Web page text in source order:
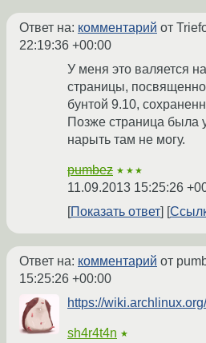
Ответ на: комментарий от
22:19:36 +00:00
У меня это валяется
страницы,
бунтой 9.10,
Позже страница была
нарыть там не могу.
pumbez ★★★
11.09.2013 15:25:26
Показать ответ
Ответ на: комментарий от
15:25:26 +00:00
https://
sh4r4t4n ★